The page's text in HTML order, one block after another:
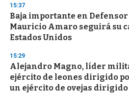
d
s
o
f
3
s
e
c
o
n
15:37
Baja importante en
Mauricio Amaro seguirá su
Estados Unidos
15:29
Alejandro Magno, líder
ejército de leones dirigido
un ejército de ovejas